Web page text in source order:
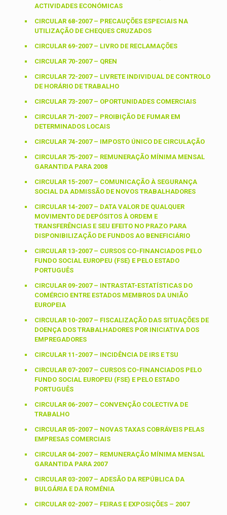
ACTIVIDADES ECONÓMICAS
CIRCULAR 68-2007 – PRECAUÇÕES ESPECIAIS NA
UTILIZAÇÃO DE CHEQUES CRUZADOS
CIRCULAR 69-2007 – LIVRO DE RECLAMAÇÕES
CIRCULAR 70-2007 – QREN
CIRCULAR 72-2007 – LIVRETE INDIVIDUAL DE CONTROLO
DE HORÁRIO DE TRABALHO
CIRCULAR 73-2007 – OPORTUNIDADES COMERCIAIS
CIRCULAR 71-2007 – PROIBIÇÃO DE FUMAR EM
DETERMINADOS LOCAIS
CIRCULAR 74-2007 – IMPOSTO ÚNICO DE CIRCULAÇÃO
CIRCULAR 75-2007 – REMUNERAÇÃO MÍNIMA MENSAL
GARANTIDA PARA 2008
CIRCULAR 15-2007 – COMUNICAÇÃO À SEGURANÇA
SOCIAL DA ADMISSÃO DE NOVOS TRABALHADORES
CIRCULAR 14-2007 – DATA VALOR DE QUALQUER
MOVIMENTO DE DEPÓSITOS À ORDEM E
TRANSFERÊNCIAS E SEU EFEITO NO PRAZO PARA
DISPONIBILIZAÇÃO DE FUNDOS AO BENEFICIÁRIO
CIRCULAR 13-2007 – CURSOS CO-FINANCIADOS PELO
FUNDO SOCIAL EUROPEU (FSE) E PELO ESTADO
PORTUGUÊS
CIRCULAR 09-2007 – INTRASTAT-ESTATÍSTICAS DO
COMÉRCIO ENTRE ESTADOS MEMBROS DA UNIÃO
EUROPEIA
CIRCULAR 10-2007 – FISCALIZAÇÃO DAS SITUAÇÕES DE
DOENÇA DOS TRABALHADORES POR INICIATIVA DOS
EMPREGADORES
CIRCULAR 11-2007 – INCIDÊNCIA DE IRS E TSU
CIRCULAR 07-2007 – CURSOS CO-FINANCIADOS PELO
FUNDO SOCIAL EUROPEU (FSE) E PELO ESTADO
PORTUGUÊS
CIRCULAR 06-2007 – CONVENÇÃO COLECTIVA DE
TRABALHO
CIRCULAR 05-2007 – NOVAS TAXAS COBRÁVEIS PELAS
EMPRESAS COMERCIAIS
CIRCULAR 04-2007 – REMUNERAÇÃO MÍNIMA MENSAL
GARANTIDA PARA 2007
CIRCULAR 03-2007 – ADESÃO DA REPÚBLICA DA
BULGÁRIA E DA ROMÉNIA
CIRCULAR 02-2007 – FEIRAS E EXPOSIÇÕES – 2007